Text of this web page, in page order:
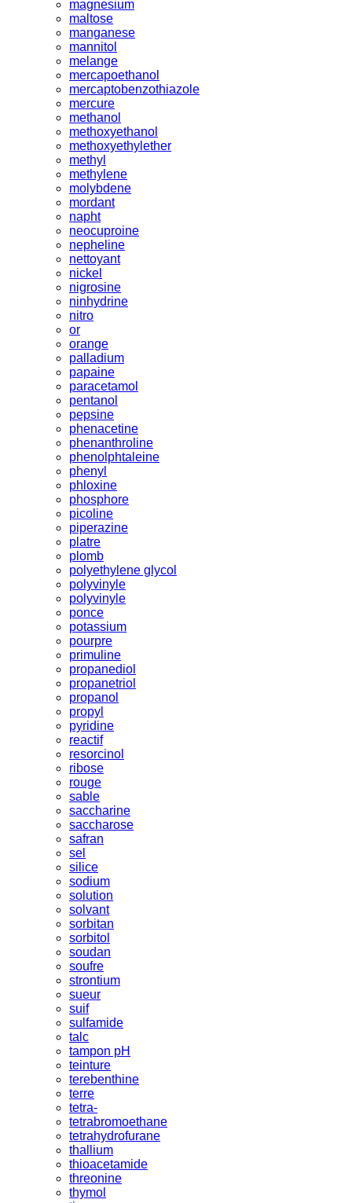
magnesium
maltose
manganese
mannitol
melange
mercapoethanol
mercaptobenzothiazole
mercure
methanol
methoxyethanol
methoxyethylether
methyl
methylene
molybdene
mordant
napht
neocuproine
nepheline
nettoyant
nickel
nigrosine
ninhydrine
nitro
or
orange
palladium
papaine
paracetamol
pentanol
pepsine
phenacetine
phenanthroline
phenolphtaleine
phenyl
phloxine
phosphore
picoline
piperazine
platre
plomb
polyethylene glycol
polyvinyle
polyvinyle
ponce
potassium
pourpre
primuline
propanediol
propanetriol
propanol
propyl
pyridine
reactif
resorcinol
ribose
rouge
sable
saccharine
saccharose
safran
sel
silice
sodium
solution
solvant
sorbitan
sorbitol
soudan
soufre
strontium
sueur
suif
sulfamide
talc
tampon pH
teinture
terebenthine
terre
tetra-
tetrabromoethane
tetrahydrofurane
thallium
thioacetamide
threonine
thymol